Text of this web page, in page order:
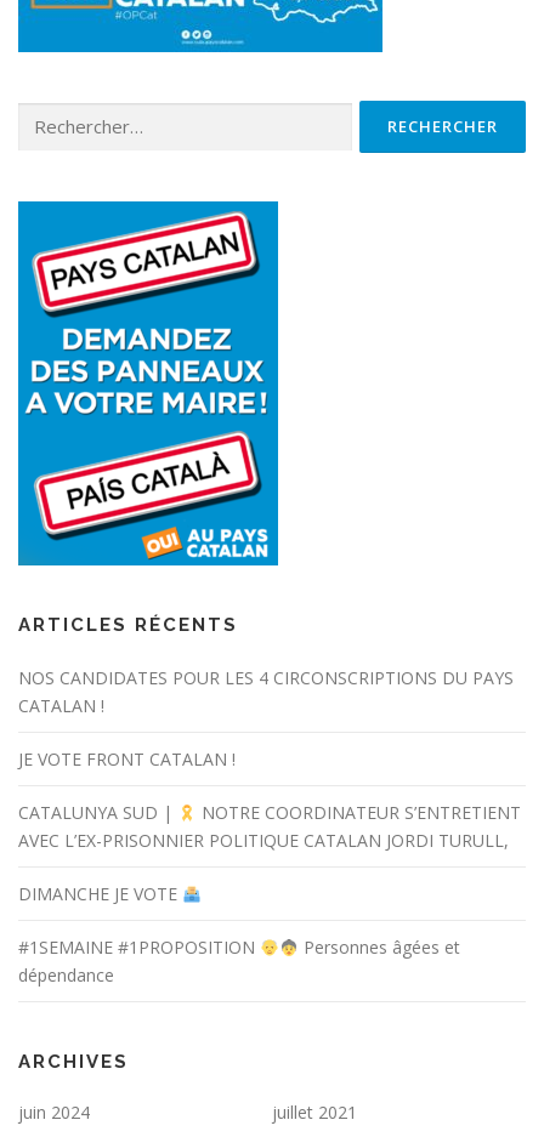
ARTICLES RÉCENTS
NOS CANDIDATES POUR LES 4 CIRCONSCRIPTIONS DU PAYS
CATALAN !
JE VOTE FRONT CATALAN !
CATALUNYA SUD |
NOTRE COORDINATEUR S’ENTRETIENT
AVEC L’EX-PRISONNIER POLITIQUE CATALAN JORDI TURULL,
DIMANCHE JE VOTE
#1SEMAINE #1PROPOSITION
Personnes âgées et
dépendance
ARCHIVES
juin 2024
juillet 2021